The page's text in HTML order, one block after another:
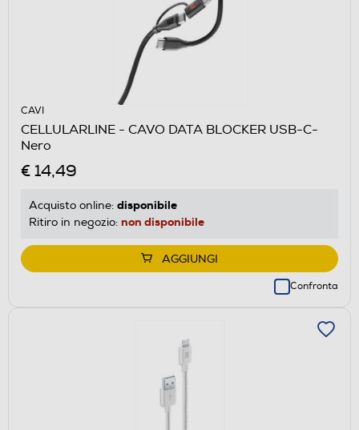
CAVI
CELLULARLINE - CAVO DATA BLOCKER USB-C-
Nero
€ 14,49
Acquisto online: disponibile
Ritiro in negozio: non disponibile
AGGIUNGI
Confronta